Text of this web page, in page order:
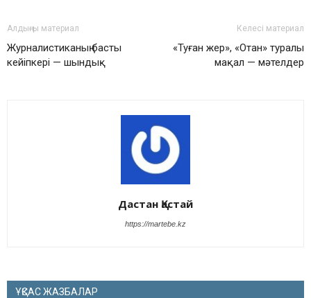
Алдыңғы материал
Журналистиканың басты
кейіпкері — шындық
Келесі материал
«Туған жер», «Отан» туралы
мақал — мәтелдер
Дастан Қастай
https://martebe.kz
ҰҚСАС ЖАЗБАЛАР